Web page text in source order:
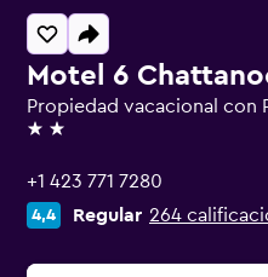
Motel 6
Propiedad vacacional con
2 estrellas
+1 423 771 7280
4,4 Regular 264